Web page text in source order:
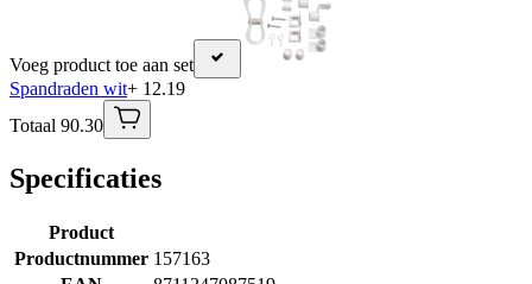
Voeg product toe aan set
Spandraden wit+ 12.19
Totaal 90.30
Specificaties
Product
Productnummer 157163